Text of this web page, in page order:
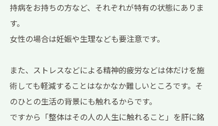
持病をお持ちの方など、それぞれが特有の状態にありま
す。
女性の場合は妊娠や生理なども要注意です。
また、ストレスなどによる精神的疲労などは体だけを施
術しても軽減することはなかなか難しいところです。そ
のひとの生活の背景にも触れるからです。
ですから「整体はその人の人生に触れること」を肝に銘